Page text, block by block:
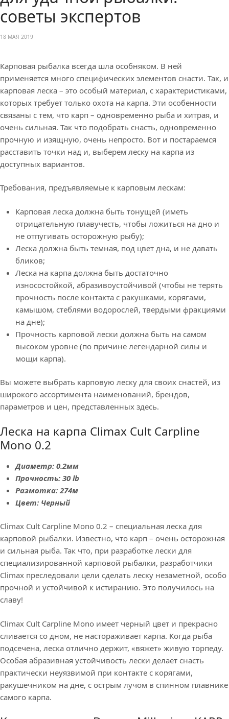
советы экспертов
18 МАЯ 2019
Карповая рыбалка всегда шла особняком. В ней
применяется много специфических элементов снасти. Так, и
карповая леска – это особый материал, с характеристиками,
которых требует только охота на карпа. Эти особенности
связаны с тем, что карп – одновременно рыба и хитрая, и
очень сильная. Так что подобрать снасть, одновременно
прочную и изящную, очень непросто. Вот и постараемся
расставить точки над и, выберем леску на карпа из
доступных вариантов.
Требования, предъявляемые к карповым лескам:
Карповая леска должна быть тонущей (иметь
отрицательную плавучесть, чтобы ложиться на дно и
не отпугивать осторожную рыбу);
Леска должна быть темная, под цвет дна, и не давать
бликов;
Леска на карпа должна быть достаточно
износостойкой, абразивоустойчивой (чтобы не терять
прочность после контакта с ракушками, корягами,
камышом, стеблями водорослей, твердыми фракциями
на дне);
Прочность карповой лески должна быть на самом
высоком уровне (по причине легендарной силы и
мощи карпа).
Вы можете выбрать карповую леску для своих снастей, из
широкого ассортимента наименований, брендов,
параметров и цен, представленных здесь.
Леска на карпа Climax Cult Carpline
Mono 0.2
Диаметр: 0.2мм
Прочность: 30 lb
Размотка: 274м
Цвет: Черный
Climax Cult Carpline Mono 0.2 – специальная леска для
карповой рыбалки. Известно, что карп – очень осторожная
и сильная рыба. Так что, при разработке лески для
специализированной карповой рыбалки, разработчики
Climax преследовали цели сделать леску незаметной, особо
прочной и устойчивой к истиранию. Это получилось на
славу!
Climax Cult Carpline Mono имеет черный цвет и прекрасно
сливается со дном, не настораживает карпа. Когда рыба
подсечена, леска отлично держит, «вяжет» живую торпеду.
Особая абразивная устойчивость лески делает снасть
практически неуязвимой при контакте с корягами,
ракушечником на дне, с острым лучом в спинном плавнике
самого карпа.